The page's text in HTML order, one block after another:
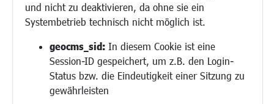
und nicht zu deaktivieren, da ohne sie ein
Systembetrieb technisch nicht möglich ist.
geocms_sid: In diesem Cookie ist eine
Session-ID gespeichert, um z.B. den Login-
Status bzw. die Eindeutigkeit einer Sitzung zu
gewährleisten
Religion
Bauen/Umwelt/Mobilität
Bebauungsplanung
Umwelt/Klima/Abfall
Verkehr/Mobilität